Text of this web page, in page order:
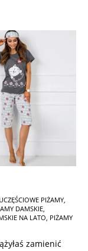
PIŻAMY,
DAMSKIE,
NA LATO, PIŻAMY
zamienić